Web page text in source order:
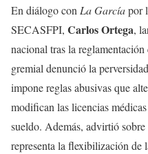
En diálogo conLa Garcíapor
SECASFPI, Carlos Ortega,
nacional tras la
gremial denunció la
impone reglas abusivas que
modifican las licencias
sueldo. Además, advirtió
representa la flexibilización de